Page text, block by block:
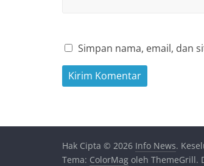
Simpan nama, email, dan
Hak Cipta © 2026 Info News.
Tema: ColorMag oleh ThemeGrill.